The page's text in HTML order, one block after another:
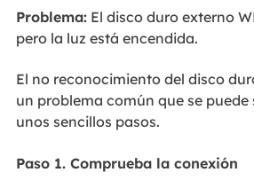
Problema:El disco duro externo
pero la luz está encendida.
El no reconocimiento del disco
un problema común que se
unos sencillos pasos.
Paso 1. Comprueba la conexión